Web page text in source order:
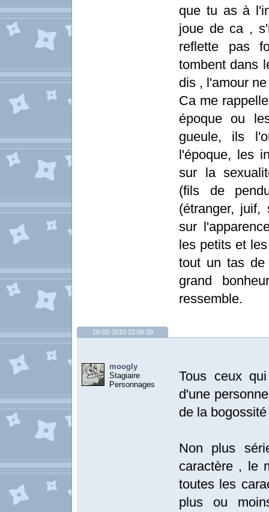
que tu as à
joue de ca ,
reflette pas
tombent dans
dis , l'amour
Ca me
époque ou
gueule, ils
l'époque, les
sur la
(fils de
(étranger, juif,
sur
les petits et
tout un tas de
grand
ressemble.
10-05-2010 22:06:39
moogly
Stagiaire
Personnages
Tous ceux
d'une
de la
Non plus
caractère , le
toutes les
plus ou